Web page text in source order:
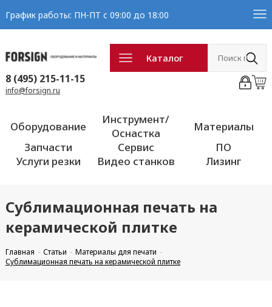
График работы: ПН-ПТ с 09:00 до 18:00
Каталог
8 (495) 215-11-15
info@forsign.ru
Оборудование
Инструмент/
Оснастка
Материалы
Запчасти
Сервис
ПО
Услуги резки
Видео станков Лизинг
Сублимационная печать на
керамической плитке
Главная Статьи
Материалы для печати
Сублимационная печать на керамической плитке